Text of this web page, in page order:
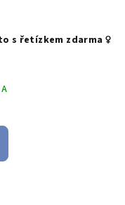
s řetízkem zdarma ♀️